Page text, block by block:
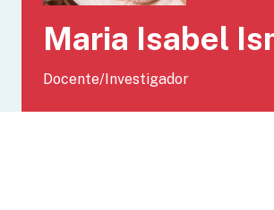
Maria Isabel
Docente/Investigador